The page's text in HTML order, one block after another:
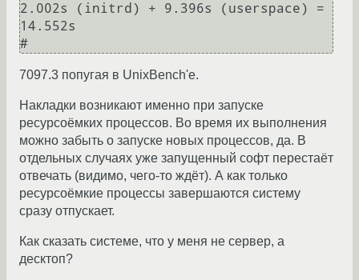
2.002s (initrd) + 9.396s (userspace) =
14.552s
7097.3 попугая в UnixBench'е.
Накладки возникают именно при запуске
ресурсоёмких процессов. Во время их выполнения
можно забыть о запуске новых процессов, да. В
отдельных случаях уже запущенный софт перестаёт
отвечать (видимо, чего-то ждёт). А как только
ресурсоёмкие процессы завершаются систему
сразу отпускает.
Как сказать системе, что у меня не сервер, а
десктоп?